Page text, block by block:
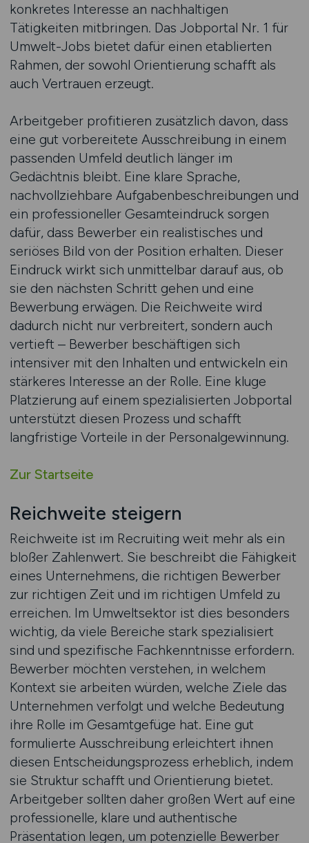
konkretes Interesse an nachhaltigen
Tätigkeiten mitbringen. Das Jobportal Nr. 1 für
Umwelt-Jobs bietet dafür einen etablierten
Rahmen, der sowohl Orientierung schafft als
auch Vertrauen erzeugt.
Arbeitgeber profitieren zusätzlich davon, dass
eine gut vorbereitete Ausschreibung in einem
passenden Umfeld deutlich länger im
Gedächtnis bleibt. Eine klare Sprache,
nachvollziehbare Aufgabenbeschreibungen und
ein professioneller Gesamteindruck sorgen
dafür, dass Bewerber ein realistisches und
seriöses Bild von der Position erhalten. Dieser
Eindruck wirkt sich unmittelbar darauf aus, ob
sie den nächsten Schritt gehen und eine
Bewerbung erwägen. Die Reichweite wird
dadurch nicht nur verbreitert, sondern auch
vertieft – Bewerber beschäftigen sich
intensiver mit den Inhalten und entwickeln ein
stärkeres Interesse an der Rolle. Eine kluge
Platzierung auf einem spezialisierten Jobportal
unterstützt diesen Prozess und schafft
langfristige Vorteile in der Personalgewinnung.
Zur Startseite
Reichweite steigern
Reichweite ist im Recruiting weit mehr als ein
bloßer Zahlenwert. Sie beschreibt die Fähigkeit
eines Unternehmens, die richtigen Bewerber
zur richtigen Zeit und im richtigen Umfeld zu
erreichen. Im Umweltsektor ist dies besonders
wichtig, da viele Bereiche stark spezialisiert
sind und spezifische Fachkenntnisse erfordern.
Bewerber möchten verstehen, in welchem
Kontext sie arbeiten würden, welche Ziele das
Unternehmen verfolgt und welche Bedeutung
ihre Rolle im Gesamtgefüge hat. Eine gut
formulierte Ausschreibung erleichtert ihnen
diesen Entscheidungsprozess erheblich, indem
sie Struktur schafft und Orientierung bietet.
Arbeitgeber sollten daher großen Wert auf eine
professionelle, klare und authentische
Präsentation legen, um potenzielle Bewerber